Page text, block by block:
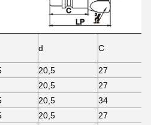
d C
20,5
27
20,5
27
20,5
34
20,5
27